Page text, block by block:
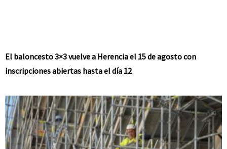
El baloncesto 3×3 vuelve a Herencia el 15 de agosto con
inscripciones abiertas hasta el día 12